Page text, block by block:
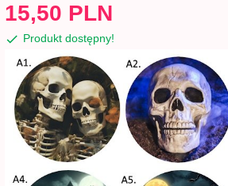
15,50 PLN
Produkt dostępny!